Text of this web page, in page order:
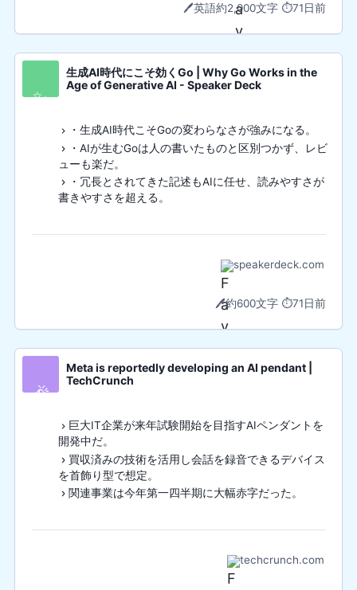
🖊️英語約2,000文字⏱️71日前
✨
生成AI時代にこそ効くGo | Why Go Works in the
Age of Generative AI - Speaker Deck
・生成AI時代こそGoの変わらなさが強みになる。
・AIが生むGoは人の書いたものと区別つかず、レビ
ューも楽だ。
・冗長とされてきた記述もAIに任せ、読みやすさが
書きやすさを超える。
speakerdeck.com
🖊️約600文字⏱️71日前
🎉
Meta is reportedly developing an AI pendant |
TechCrunch
巨大IT企業が来年試験開始を目指すAIペンダントを
開発中だ。
買収済みの技術を活用し会話を録音できるデバイス
を首飾り型で想定。
関連事業は今年第一四半期に大幅赤字だった。
techcrunch.com